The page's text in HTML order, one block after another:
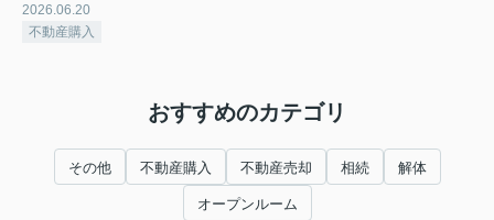
2026.06.20
不動産購入
おすすめのカテゴリ
その他 不動産購入 不動産売却 相続 解体
オープンルーム